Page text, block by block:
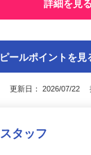
詳細を見る
ールポイントを見
更新日： 2026/07/22
タッフ